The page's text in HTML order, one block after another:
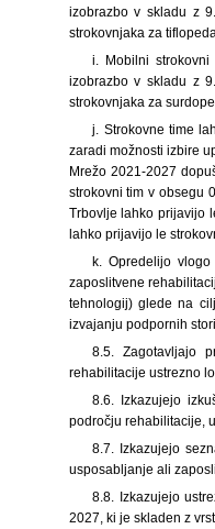
izobrazbo v skladu z
strokovnjaka za
i. Mobilni
izobrazbo v skladu z
strokovnjaka za
j. Strokovne time
zaradi možnosti izbire
Mrežo 2021-2027
strokovni tim v obsegu
Trbovlje lahko prijavijo
lahko prijavijo le
k. Opredelijo
zaposlitvene
tehnologij) glede na
izvajanju podpornih
8.5. Zagotavljajo
rehabilitacije ustrezno
8.6. Izkazujejo
področju rehabilitacije,
8.7. Izkazujejo
usposabljanje ali
8.8. Izkazujejo
2027, ki je skladen z